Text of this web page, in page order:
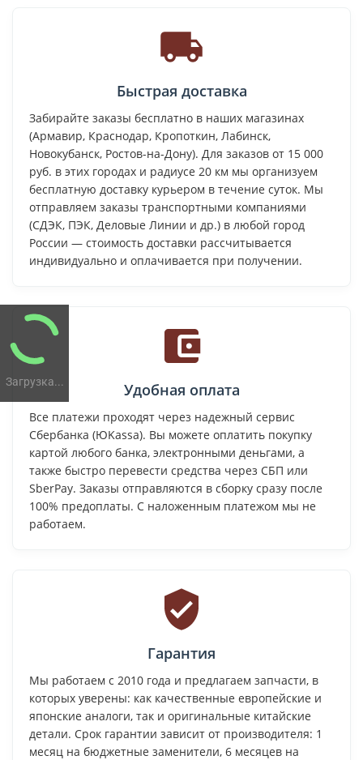
Загрузка...
Быстрая доставка
Забирайте заказы бесплатно в наших магазинах
(Армавир, Краснодар, Кропоткин, Лабинск,
Новокубанск, Ростов-на-Дону). Для заказов от 15 000
руб. в этих городах и радиусе 20 км мы организуем
бесплатную доставку курьером в течение суток. Мы
отправляем заказы транспортными компаниями
(СДЭК, ПЭК, Деловые Линии и др.) в любой город
России — стоимость доставки рассчитывается
индивидуально и оплачивается при получении.
Удобная оплата
Все платежи проходят через надежный сервис
Сбербанка (ЮKassa). Вы можете оплатить покупку
картой любого банка, электронными деньгами, а
также быстро перевести средства через СБП или
SberPay. Заказы отправляются в сборку сразу после
100% предоплаты. С наложенным платежом мы не
работаем.
Гарантия
Мы работаем с 2010 года и предлагаем запчасти, в
которых уверены: как качественные европейские и
японские аналоги, так и оригинальные китайские
детали. Срок гарантии зависит от производителя: 1
месяц на бюджетные заменители, 6 месяцев на